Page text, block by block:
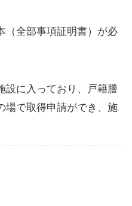
（全部事項証明書）が必
設に入っており、戸籍謄
場で取得申請ができ、施